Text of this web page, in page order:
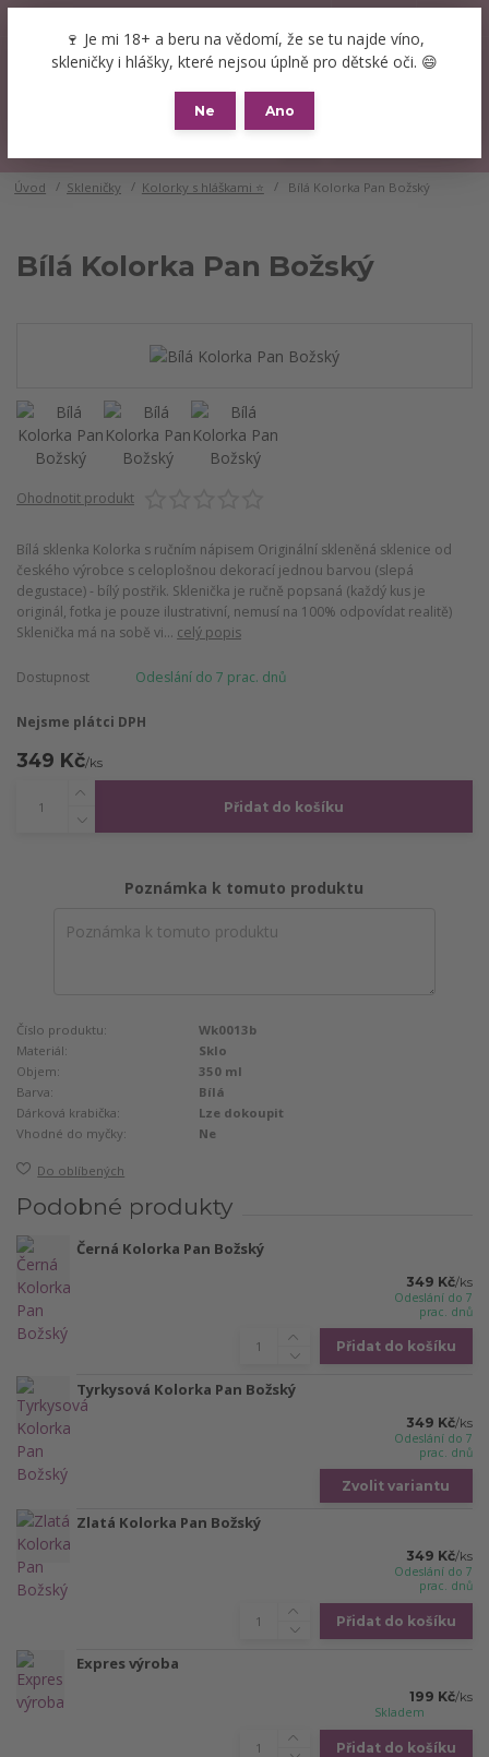
🍷 Je mi 18+ a beru na vědomí, že se tu najde víno,
skleničky i hlášky, které nejsou úplně pro dětské oči. 😄
Ne
Ano
0 Kč
Úvod Skleničky Kolorky s hláškami ⭐ Bílá Kolorka Pan Božský
Bílá Kolorka Pan Božský
Ohodnotit produkt
Bílá sklenka Kolorka s ručním nápisem Originální skleněná sklenice od
českého výrobce s celoplošnou dekorací jednou barvou (slepá
degustace) - bílý postřik. Sklenička je ručně popsaná (každý kus je
originál, fotka je pouze ilustrativní, nemusí na 100% odpovídat realitě)
Sklenička má na sobě vi... celý popis
Dostupnost Odeslání do 7 prac. dnů
Nejsme plátci DPH
349 Kč/ks
Přidat do košíku
Poznámka k tomuto produktu
Číslo produktu:
Wk0013b
Materiál:
Sklo
Objem:
350 ml
Barva:
Bílá
Dárková krabička:
Lze dokoupit
Vhodné do myčky:
Ne
Do oblíbených
Podobné produkty
Černá Kolorka Pan Božský
349 Kč/ks
Odeslání do 7
prac. dnů
Přidat do košíku
Tyrkysová Kolorka Pan Božský
349 Kč/ks
Odeslání do 7
prac. dnů
Zvolit variantu
Zlatá Kolorka Pan Božský
349 Kč/ks
Odeslání do 7
prac. dnů
Přidat do košíku
Expres výroba
199 Kč/ks
Skladem
Přidat do košíku